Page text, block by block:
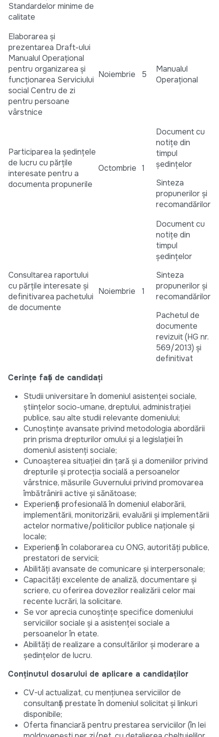
Standardelor minime de
calitate
Elaborarea și
prezentarea Draft-ului
Manualul Operațional
pentru organizarea și
funcționarea Serviciului
social Centru de zi
pentru persoane
vârstnice
Noiembrie 5
Manualul
Operațional
Participarea la ședințele
de lucru cu părțile
interesate pentru a
documenta propunerile
Octombrie 1
Document cu
notițe din
timpul
ședințelor
Sinteza
propunerilor și
recomandărilor
Consultarea raportului
cu părțile interesate și
definitivarea pachetului
de documente
Noiembrie 1
Document cu
notițe din
timpul
ședințelor
Sinteza
propunerilor și
recomandărilor
Pachetul de
documente
revizuit (HG nr.
569/2013) și
definitivat
Cerințe față de candidați
Studii universitare în domeniul asistenței sociale,
științelor socio-umane, dreptului, administrației
publice, sau alte studii relevante domeniului;
Cunoștințe avansate privind metodologia abordării
prin prisma drepturilor omului și a legislației în
domeniul asistenți sociale;
Cunoașterea situației din țară și a domeniilor privind
drepturile și protecția socială a persoanelor
vârstnice, măsurile Guvernului privind promovarea
îmbătrânirii active și sănătoase;
Experiență profesională în domeniul elaborării,
implementării, monitorizării, evaluării și implementării
actelor normative/politicilor publice naționale și
locale;
Experiență în colaborarea cu ONG, autorități publice,
prestatori de servicii;
Abilități avansate de comunicare și interpersonale;
Capacități excelente de analiză, documentare și
scriere, cu oferirea dovezilor realizării celor mai
recente lucrări, la solicitare.
Se vor aprecia cunoștințe specifice domeniului
serviciilor sociale și a asistenței sociale a
persoanelor în etate.
Abilități de realizare a consultărilor și moderare a
ședințelor de lucru.
Conținutul dosarului de aplicare a candidaților
CV-ul actualizat, cu mențiunea serviciilor de
consultanță prestate în domeniul solicitat și linkuri
disponibile;
Oferta financiară pentru prestarea serviciilor (în lei